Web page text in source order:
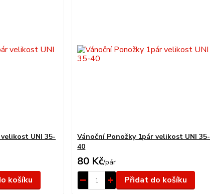
UNI 35-
košíku
Vánoční Ponožky 1pár velikost UNI 35-
40
80 Kč/pár
Přidat do košíku